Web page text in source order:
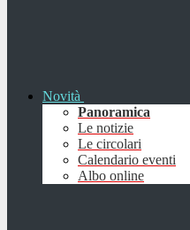
Novità
Panoramica
Le notizie
Le circolari
Calendario eventi
Albo online